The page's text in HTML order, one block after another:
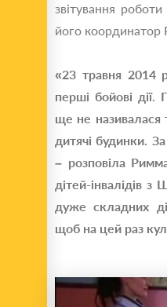
звітування
його координатор
«23 травня 2014
перші бойові дії.
ще не називалася
дитячі будинки.
– розповіла
дітей-інвалідів
дуже складних
щоб на цей раз